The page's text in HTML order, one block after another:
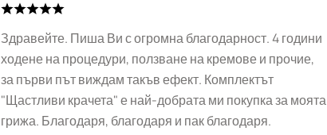
Здравейте. Пиша Ви с огромна благодарност. 4 години
ходене на процедури, ползване на кремове и прочие,
за първи път виждам такъв ефект. Комплектът
"Щастливи крачета" е най-добрата ми покупка за моята
грижа. Благодаря, благодаря и пак благодаря.